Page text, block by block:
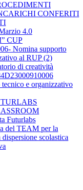
CONFERITI
4.0
CUP
Nomina supporto
al RUP (2)
di creatività
e organizzativo
Futurlabs
del TEAM per la
scolastica